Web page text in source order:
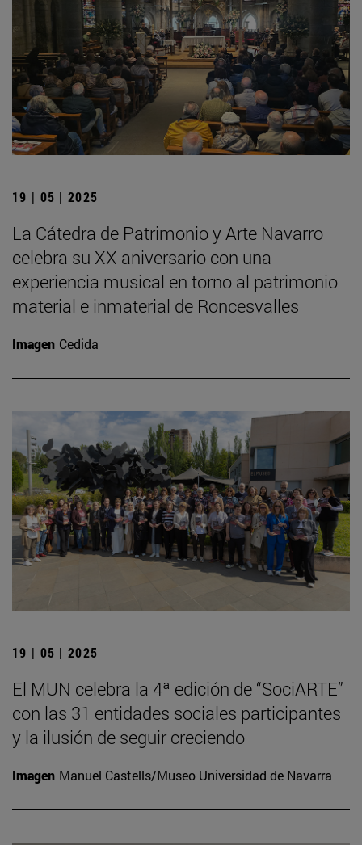
19 | 05 | 2025
La Cátedra de Patrimonio y Arte Navarro
celebra su XX aniversario con una
experiencia musical en torno al patrimonio
material e inmaterial de Roncesvalles
Imagen Cedida
19 | 05 | 2025
El MUN celebra la 4ª edición de “SociARTE”
con las 31 entidades sociales participantes
y la ilusión de seguir creciendo
Imagen Manuel Castells/Museo Universidad de Navarra